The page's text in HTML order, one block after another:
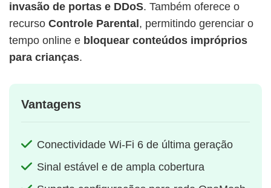
invasão de portas e DDoS. Também oferece o
recurso Controle Parental , permitindo gerenciar o
tempo online e bloquear conteúdos impróprios
para crianças.
Vantagens
Conectividade Wi-Fi 6 de última geração
Sinal estável e de ampla cobertura